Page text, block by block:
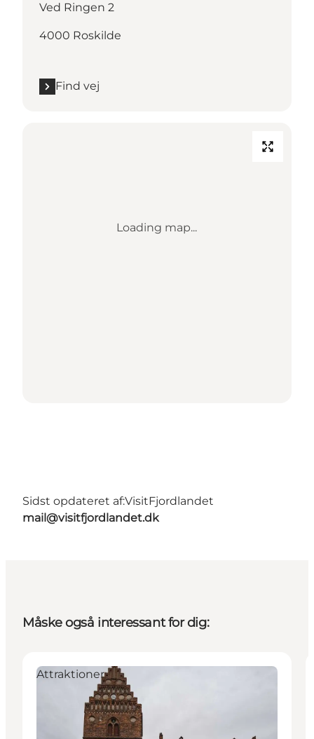
Ved Ringen 2
4000 Roskilde
Find vej
Loading map...
Sidst opdateret af:VisitFjordlandet
mail@visitfjordlandet.dk
Måske også interessant for dig:
Attraktioner